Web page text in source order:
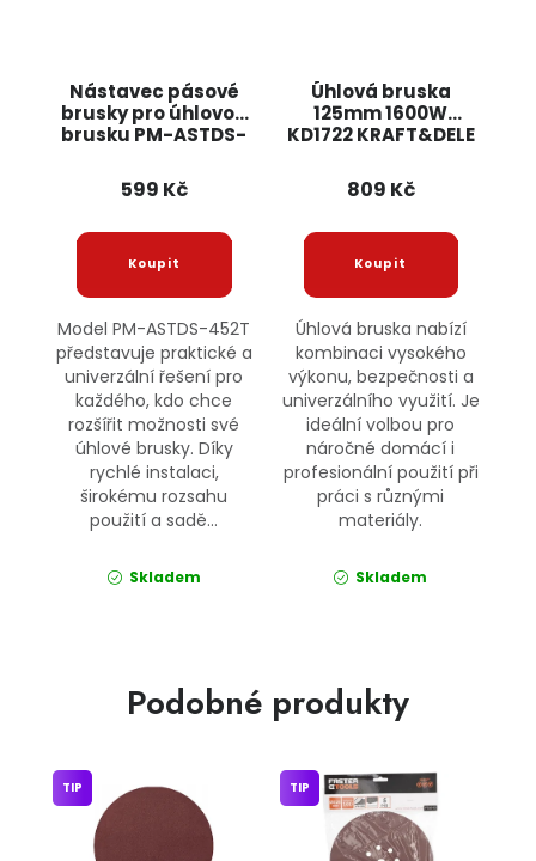
Nástavec pásové
brusky pro úhlovou
brusku PM-ASTDS-
599 Kč
Model PM-ASTDS-452T
představuje praktické a
univerzální řešení pro
každého, kdo chce
rozšířit možnosti své
úhlové brusky. Díky
rychlé instalaci,
širokému rozsahu
použití a sadě...
Skladem
Úhlová bruska
125mm 1600W
KD1722 KRAFT&DELE
809 Kč
Úhlová bruska nabízí
kombinaci vysokého
výkonu, bezpečnosti a
univerzálního využití. Je
ideální volbou pro
náročné domácí i
profesionální použití při
práci s různými
materiály.
Skladem
Podobné produkty
TIP TIP